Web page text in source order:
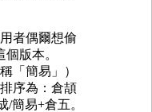
者偶爾想偷
版本。
「簡易」）
序為：倉頡
/簡易+倉五。